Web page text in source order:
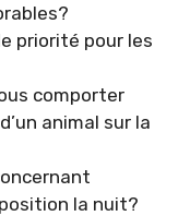
priorité pour les
comporter
animal sur la
la nuit?